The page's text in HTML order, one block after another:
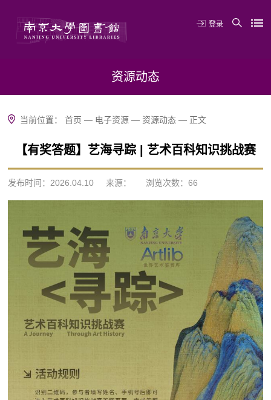
登录
资源动态
当前位置：首页 — 电子资源 —资源动态 — 正文
【有奖答题】艺海寻踪 | 艺术百科知识挑战赛
发布时间：2026.04.10 来源： 浏览次数：66